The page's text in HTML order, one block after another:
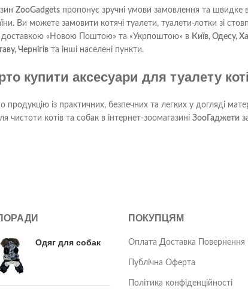
ZooGadgetsпропонує зручні умови замовлення та швидке
Ви можете замовити котячі туалети, туалети-лотки зі
«Новою Поштою» та «Укрпоштою» в Київ, Одесу,
Чернігівта інші населені пункти.
купити аксесуари для туалету
продукцію із практичних, безпечних та легких у догляді
чистоти котів та собак в інтернет-зоомагазині ЗооГаджети
Одяг для собак
ПОКУПЦЯМ
Оплата Доставка Повернення
Публічна Оферта
Політика конфіденційності